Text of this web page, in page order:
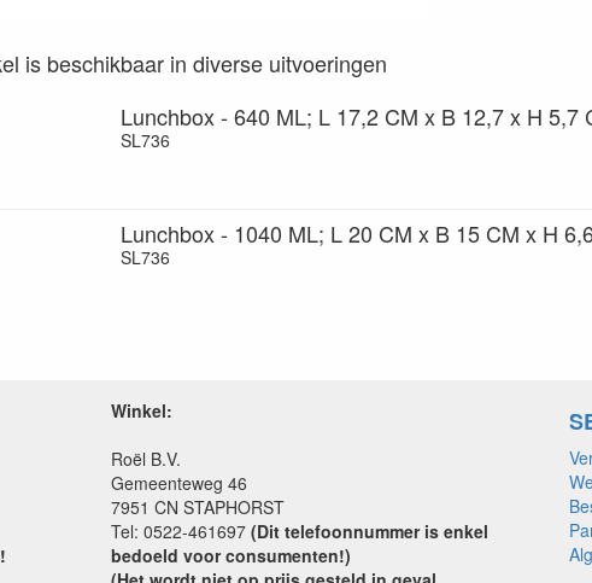
is beschikbaar in diverse uitvoeringen
Lunchbox - 640 ML; L 17,2 CM x B 12,7 x H 5,7
SL736
Lunchbox - 1040 ML; L 20 CM x B 15 CM x H
SL736
Winkel:
Roël B.V.
Gemeenteweg 46
7951 CN STAPHORST
Tel: 0522-461697 (Dit telefoonnummer is enkel
bedoeld voor consumenten!)